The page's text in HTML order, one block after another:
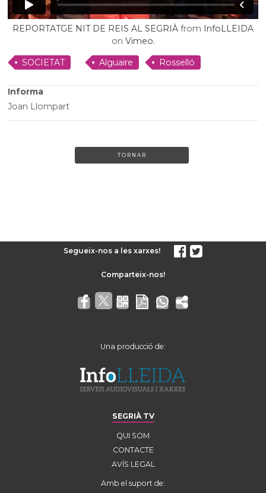
REPORTATGE NIT DE REIS AL SEGRIÀ from InfoLLEIDA
on Vimeo.
SOCIETAT Alguaire Rosselló
Informa
Joan Llompart
TORNAR
Segueix-nos a les xarxes!
Una producció de:
SEGRIÀ TV
QUI SOM
CONTACTE
AVÍS LEGAL
Amb el suport de: